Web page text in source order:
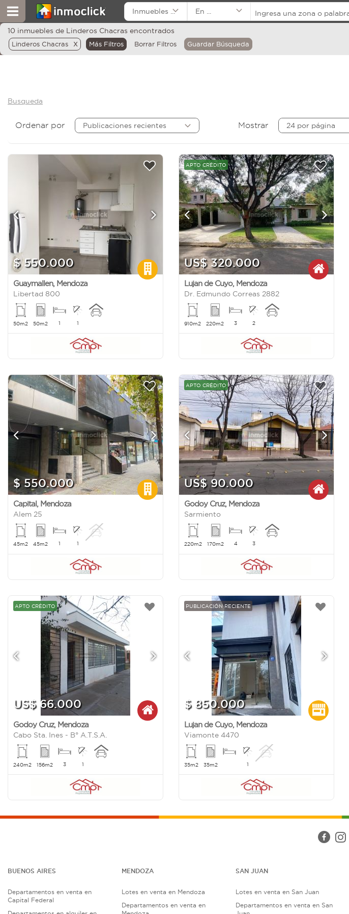
Inmuebles ... En ...
10 inmuebles de Linderos Chacras encontrados
Linderos Chacras x Más Filtros Borrar Filtros Guardar Búsqueda
Busqueda
Ordenar por Publicaciones recientes Mostrar 24 por página
$ 550.000
Guaymallen, Mendoza
Libertad 800
50m2 50m2 1 1
APTO CRÉDITO
US$ 320.000
Lujan de Cuyo, Mendoza
Dr. Edmundo Correas 2882
910m2 220m2 3 2
$ 550.000
Capital, Mendoza
Alem 25
45m2 45m2 1 1
APTO CRÉDITO
US$ 90.000
Godoy Cruz, Mendoza
Sarmiento
220m2 170m2 4 3
APTO CRÉDITO
US$ 66.000
Godoy Cruz, Mendoza
Cabo Sta. Ines - B° A.T.S.A.
240m2 156m2 3 1
PUBLICACIÓN RECIENTE
$ 850.000
Lujan de Cuyo, Mendoza
Viamonte 4470
35m2 35m2 1
BUENOS AIRES
Departamentos en venta en
Capital Federal
MENDOZA
Lotes en venta en Mendoza
Departamentos en venta en
SAN JUAN
Lotes en venta en San Juan
Departamentos en venta en San